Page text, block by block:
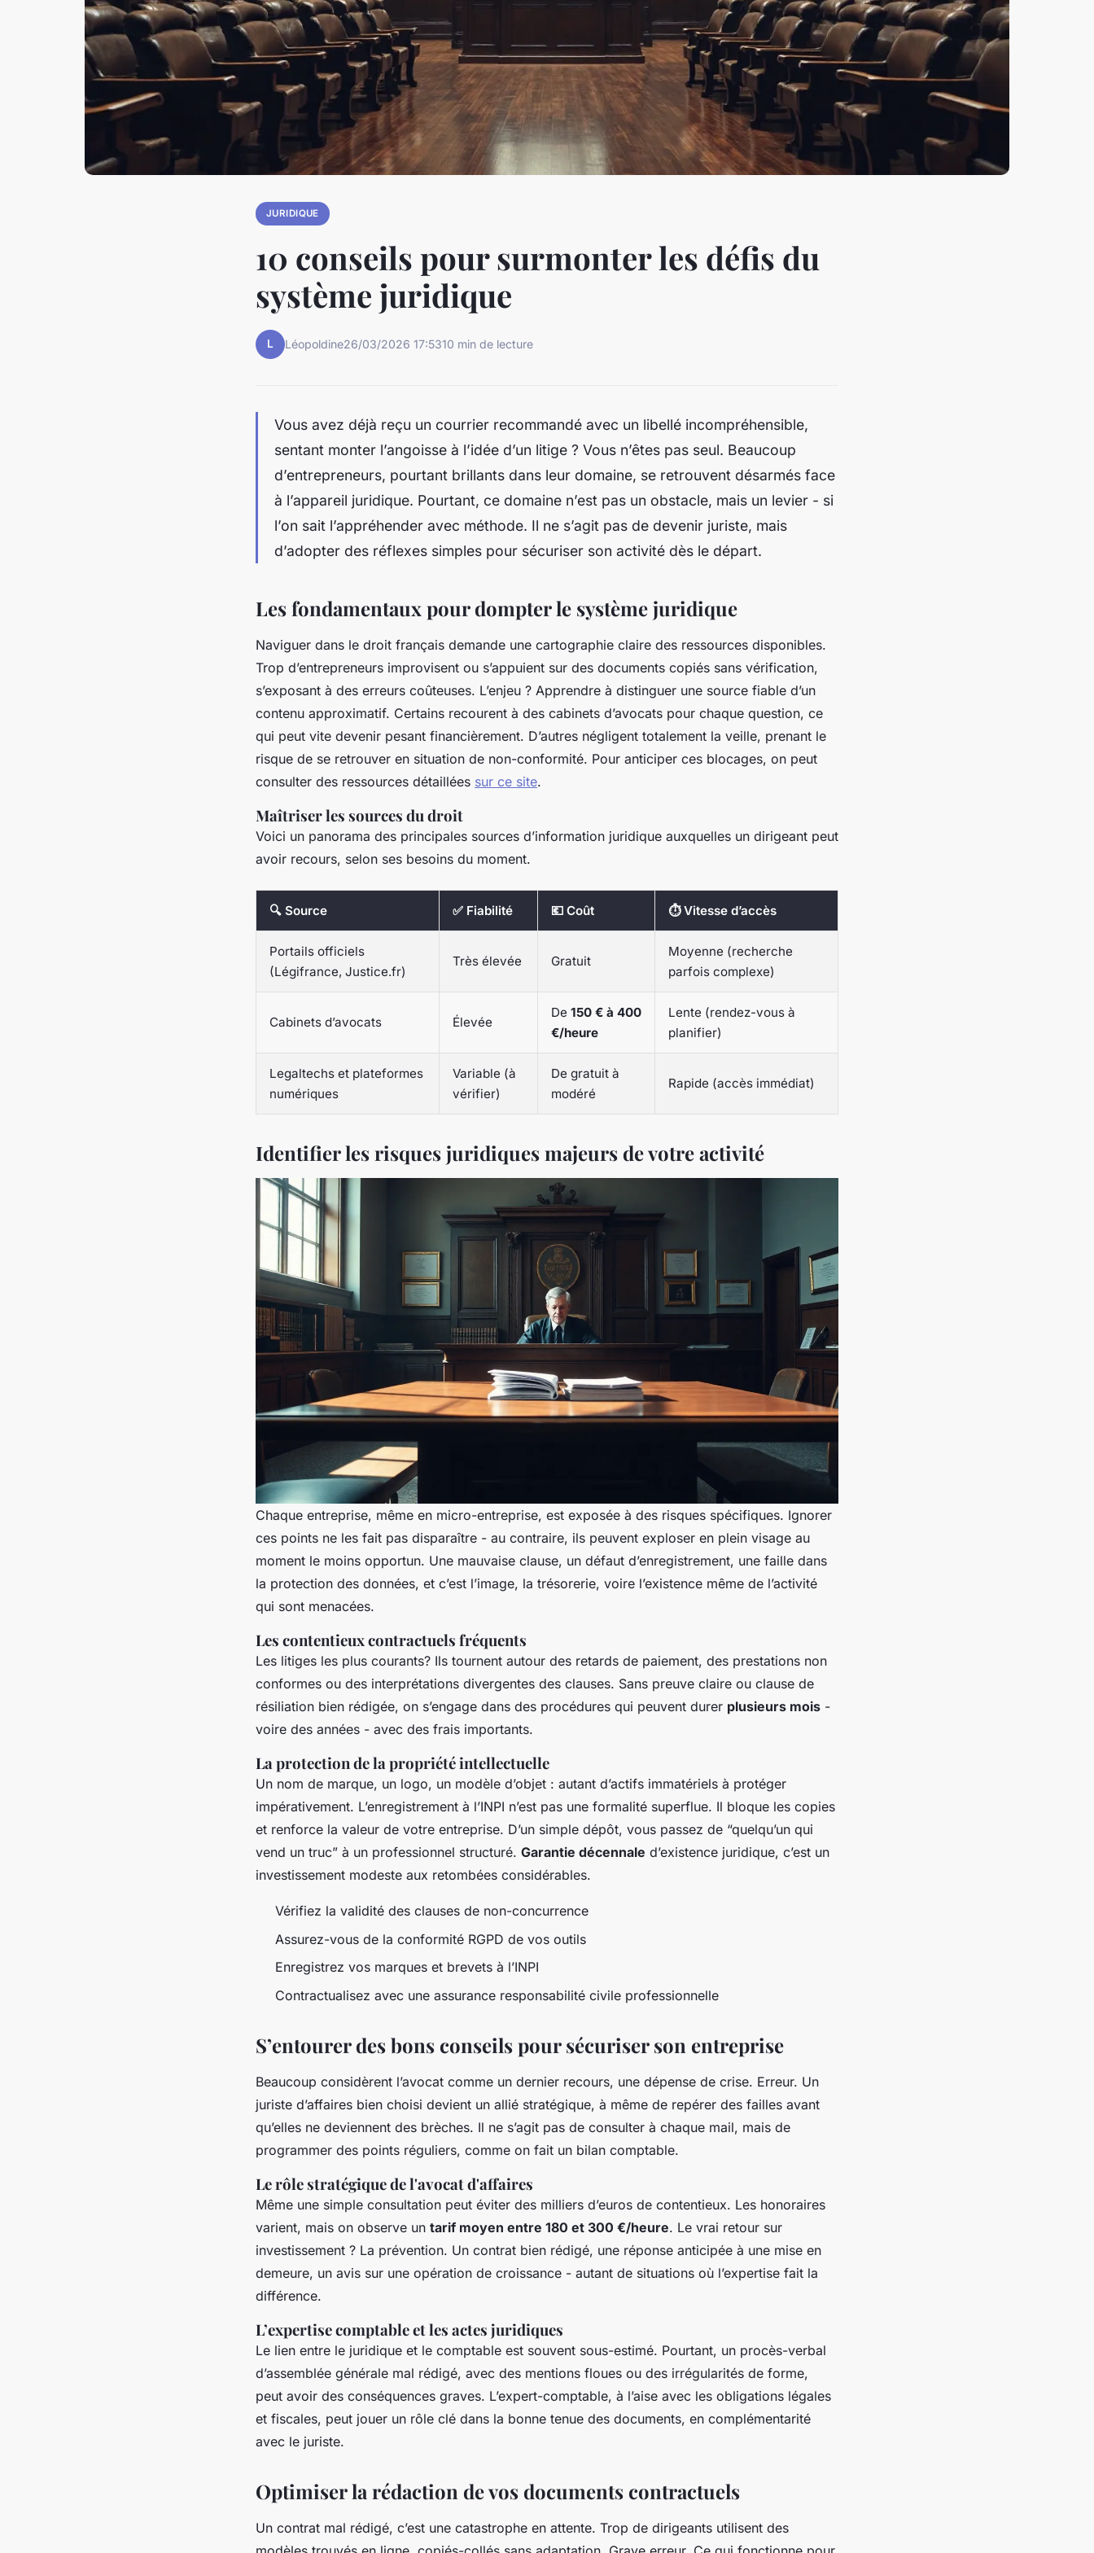
JURIDIQUE
10 conseils pour surmonter les défis du
système juridique
L Léopoldine26/03/2026 17:5310 min de lecture
Vous avez déjà reçu un courrier recommandé avec un libellé incompréhensible,
sentant monter l’angoisse à l’idée d’un litige ? Vous n’êtes pas seul. Beaucoup
d’entrepreneurs, pourtant brillants dans leur domaine, se retrouvent désarmés face
à l’appareil juridique. Pourtant, ce domaine n’est pas un obstacle, mais un levier - si
l’on sait l’appréhender avec méthode. Il ne s’agit pas de devenir juriste, mais
d’adopter des réflexes simples pour sécuriser son activité dès le départ.
Les fondamentaux pour dompter le système juridique
Naviguer dans le droit français demande une cartographie claire des ressources disponibles.
Trop d’entrepreneurs improvisent ou s’appuient sur des documents copiés sans vérification,
s’exposant à des erreurs coûteuses. L’enjeu ? Apprendre à distinguer une source fiable d’un
contenu approximatif. Certains recourent à des cabinets d’avocats pour chaque question, ce
qui peut vite devenir pesant financièrement. D’autres négligent totalement la veille, prenant le
risque de se retrouver en situation de non-conformité. Pour anticiper ces blocages, on peut
consulter des ressources détaillées sur ce site.
Maîtriser les sources du droit
Voici un panorama des principales sources d’information juridique auxquelles un dirigeant peut
avoir recours, selon ses besoins du moment.
🔍 Source ✅ Fiabilité 💶 Coût ⏱ Vitesse d’accès
Portails officiels
(Légifrance, Justice.fr)
Très élevée Gratuit
Moyenne (recherche
parfois complexe)
Cabinets d’avocats Élevée
De 150 € à 400
€/heure
Lente (rendez-vous à
planifier)
Legaltechs et plateformes
numériques
Variable (à
vérifier)
De gratuit à
modéré
Rapide (accès immédiat)
Identifier les risques juridiques majeurs de votre activité
Chaque entreprise, même en micro-entreprise, est exposée à des risques spécifiques. Ignorer
ces points ne les fait pas disparaître - au contraire, ils peuvent exploser en plein visage au
moment le moins opportun. Une mauvaise clause, un défaut d’enregistrement, une faille dans
la protection des données, et c’est l’image, la trésorerie, voire l’existence même de l’activité
qui sont menacées.
Les contentieux contractuels fréquents
Les litiges les plus courants? Ils tournent autour des retards de paiement, des prestations non
conformes ou des interprétations divergentes des clauses. Sans preuve claire ou clause de
résiliation bien rédigée, on s’engage dans des procédures qui peuvent durer plusieurs mois -
voire des années - avec des frais importants.
La protection de la propriété intellectuelle
Un nom de marque, un logo, un modèle d’objet : autant d’actifs immatériels à protéger
impérativement. L’enregistrement à l’INPI n’est pas une formalité superflue. Il bloque les copies
et renforce la valeur de votre entreprise. D’un simple dépôt, vous passez de “quelqu’un qui
vend un truc” à un professionnel structuré. Garantie décennale d’existence juridique, c’est un
investissement modeste aux retombées considérables.
Vérifiez la validité des clauses de non-concurrence
Assurez-vous de la conformité RGPD de vos outils
Enregistrez vos marques et brevets à l’INPI
Contractualisez avec une assurance responsabilité civile professionnelle
S’entourer des bons conseils pour sécuriser son entreprise
Beaucoup considèrent l’avocat comme un dernier recours, une dépense de crise. Erreur. Un
juriste d’affaires bien choisi devient un allié stratégique, à même de repérer des failles avant
qu’elles ne deviennent des brèches. Il ne s’agit pas de consulter à chaque mail, mais de
programmer des points réguliers, comme on fait un bilan comptable.
Le rôle stratégique de l'avocat d'affaires
Même une simple consultation peut éviter des milliers d’euros de contentieux. Les honoraires
varient, mais on observe un tarif moyen entre 180 et 300 €/heure. Le vrai retour sur
investissement ? La prévention. Un contrat bien rédigé, une réponse anticipée à une mise en
demeure, un avis sur une opération de croissance - autant de situations où l’expertise fait la
différence.
L’expertise comptable et les actes juridiques
Le lien entre le juridique et le comptable est souvent sous-estimé. Pourtant, un procès-verbal
d’assemblée générale mal rédigé, avec des mentions floues ou des irrégularités de forme,
peut avoir des conséquences graves. L’expert-comptable, à l’aise avec les obligations légales
et fiscales, peut jouer un rôle clé dans la bonne tenue des documents, en complémentarité
avec le juriste.
Optimiser la rédaction de vos documents contractuels
Un contrat mal rédigé, c’est une catastrophe en attente. Trop de dirigeants utilisent des